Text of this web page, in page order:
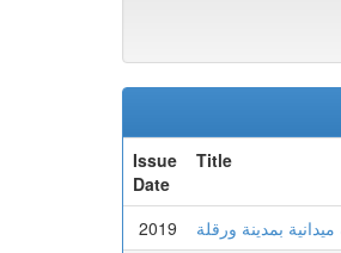
Issue
Date
Title
2019 بمدينة ورقلة